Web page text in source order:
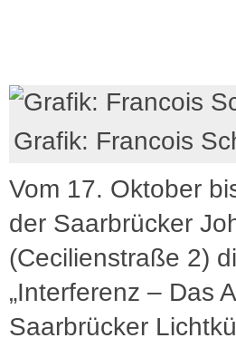
Grafik: Francois
Vom 17. Oktober
der Saarbrücker
(Cecilienstraße 2)
„Interferenz – Das
Saarbrücker